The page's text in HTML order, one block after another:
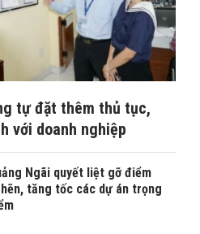
tự đặt thêm thủ tục,
với doanh nghiệp
Ngãi quyết liệt gỡ điểm
tăng tốc các dự án trọng